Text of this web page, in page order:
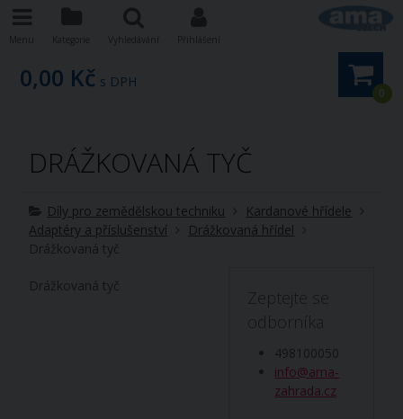
0
0,00 Kč s DPH
DRÁŽKOVANÁ TYČ
Díly pro zemědělskou techniku
Kardanové hřídele
Adaptéry a příslušenství
Drážkovaná hřídel
Drážkovaná tyč
Zeptejte se
odborníka
498100050
info@ama-
zahrada.cz
Drážkovaná tyč
Menu Kategorie Vyhledávání Přihlášení